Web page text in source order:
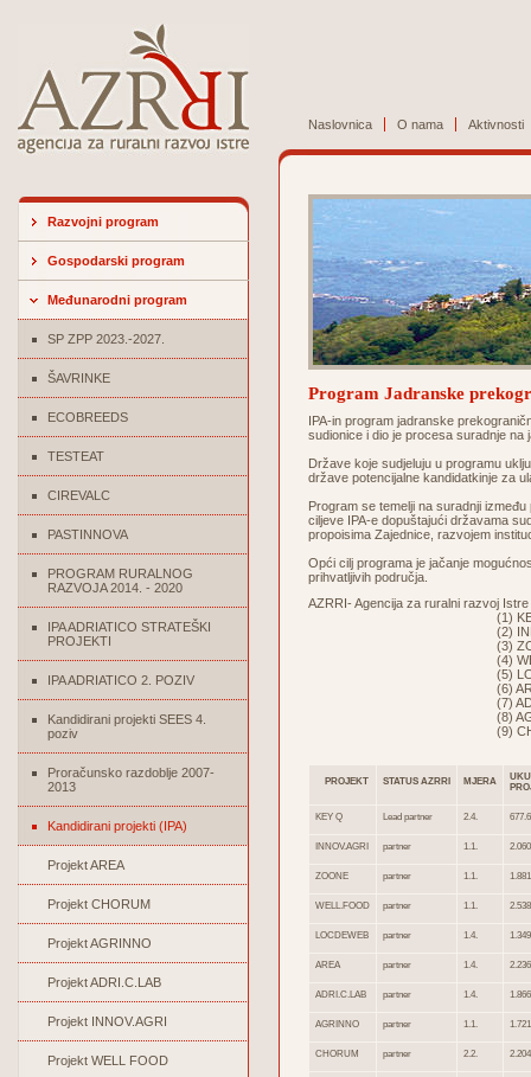
Naslovnica O nama Aktivnosti
Razvojni program
Gospodarski program
Međunarodni program
SP ZPP 2023.-2027.
ŠAVRINKE
ECOBREEDS
TESTEAT
CIREVALC
PASTINNOVA
PROGRAM RURALNOG
RAZVOJA 2014. - 2020
IPA ADRIATICO STRATEŠKI
PROJEKTI
IPA ADRIATICO 2. POZIV
Kandidirani projekti SEES 4.
poziv
Proračunsko razdoblje 2007-
2013
Kandidirani projekti (IPA)
Projekt AREA
Projekt CHORUM
Projekt AGRINNO
Projekt ADRI.C.LAB
Projekt INNOV.AGRI
Projekt WELL FOOD
Program Jadranske
IPA-in program jadranske
sudionice i dio je procesa suradnje na
Države koje sudjeluju u programu
države potencijalne kandidatkinje za
Program se temelji na suradnji
ciljeve IPA-e dopuštajući državama
propoisima Zajednice, razvojem
Opći cilj programa je jačanje
prihvatljivih područja.
AZRRI- Agencija za ruralni razvoj
(1) KEY
(2)
(3)
(4)
(5)
(6)
(7)
(8)
(9)
PROJEKT STATUS AZRRI MJERA
KEY Q Lead partner 2.4.
INNOV.AGRI partner 1.1.
ZOONE partner 1.1.
WELL.FOOD partner 1.1.
LOCDEWEB partner 1.4.
AREA partner 1.4.
ADRI.C.LAB partner 1.4.
AGRINNO partner 1.1.
CHORUM partner 2.2.